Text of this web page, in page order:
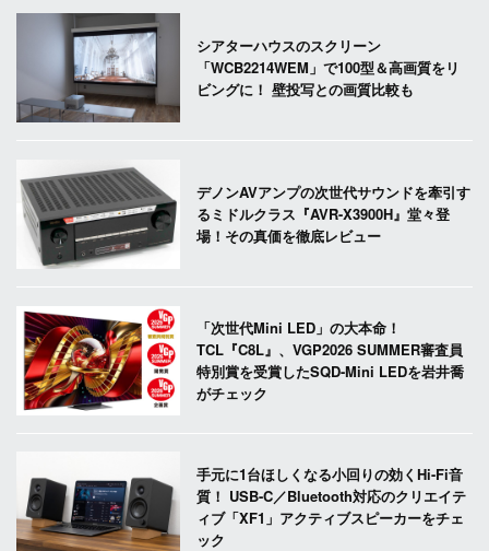
シアターハウスのスクリーン
「WCB2214WEM」で100型＆高画質をリ
ビングに！ 壁投写との画質比較も
デノンAVアンプの次世代サウンドを牽引す
るミドルクラス『AVR-X3900H』堂々登
場！その真価を徹底レビュー
「次世代Mini LED」の大本命！
TCL『C8L』、VGP2026 SUMMER審査員
特別賞を受賞したSQD-Mini LEDを岩井喬
がチェック
手元に1台ほしくなる小回りの効くHi-Fi音
質！ USB-C／Bluetooth対応のクリエイテ
ィブ「XF1」アクティブスピーカーをチェ
ック